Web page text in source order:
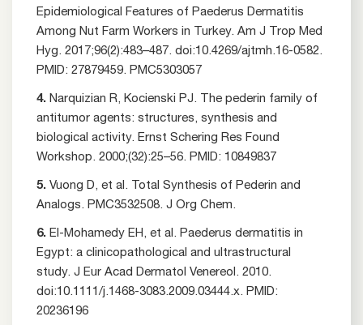
Epidemiological Features of Paederus Dermatitis
Among Nut Farm Workers in Turkey. Am J Trop Med
Hyg. 2017;96(2):483–487. doi:10.4269/ajtmh.16-0582.
PMID: 27879459. PMC5303057
4. Narquizian R, Kocienski PJ. The pederin family of
antitumor agents: structures, synthesis and
biological activity. Ernst Schering Res Found
Workshop. 2000;(32):25–56. PMID: 10849837
5. Vuong D, et al. Total Synthesis of Pederin and
Analogs. PMC3532508. J Org Chem.
6. El-Mohamedy EH, et al. Paederus dermatitis in
Egypt: a clinicopathological and ultrastructural
study. J Eur Acad Dermatol Venereol. 2010.
doi:10.1111/j.1468-3083.2009.03444.x. PMID:
20236196